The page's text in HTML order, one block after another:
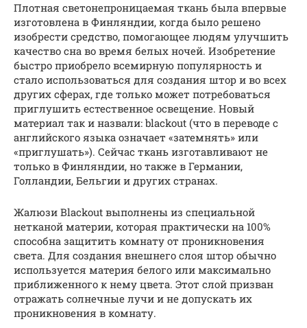
Плотная светонепроницаемая ткань была впервые
изготовлена в Финляндии, когда было решено
изобрести средство, помогающее людям улучшить
качество сна во время белых ночей. Изобретение
быстро приобрело всемирную популярность и
стало использоваться для создания штор и во всех
других сферах, где только может потребоваться
приглушить естественное освещение. Новый
материал так и назвали: blackout (что в переводе с
английского языка означает «затемнять» или
«приглушать»). Сейчас ткань изготавливают не
только в Финляндии, но также в Германии,
Голландии, Бельгии и других странах.
Жалюзи Blackout выполнены из специальной
нетканой материи, которая практически на 100%
способна защитить комнату от проникновения
света. Для создания внешнего слоя штор обычно
используется материя белого или максимально
приближенного к нему цвета. Этот слой призван
отражать солнечные лучи и не допускать их
проникновения в комнату.